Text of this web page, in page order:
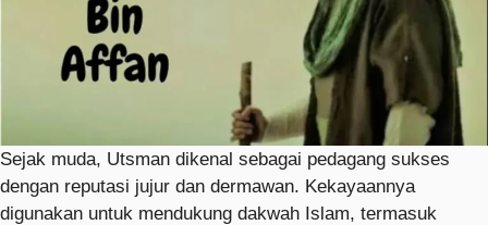
Sejak muda, Utsman dikenal sebagai pedagang sukses
dengan reputasi jujur dan dermawan. Kekayaannya
digunakan untuk mendukung dakwah Islam, termasuk